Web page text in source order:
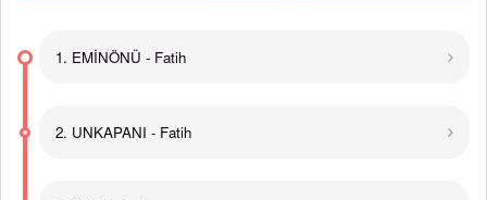
1. EMİNÖNÜ - Fatih
2. UNKAPANI - Fatih